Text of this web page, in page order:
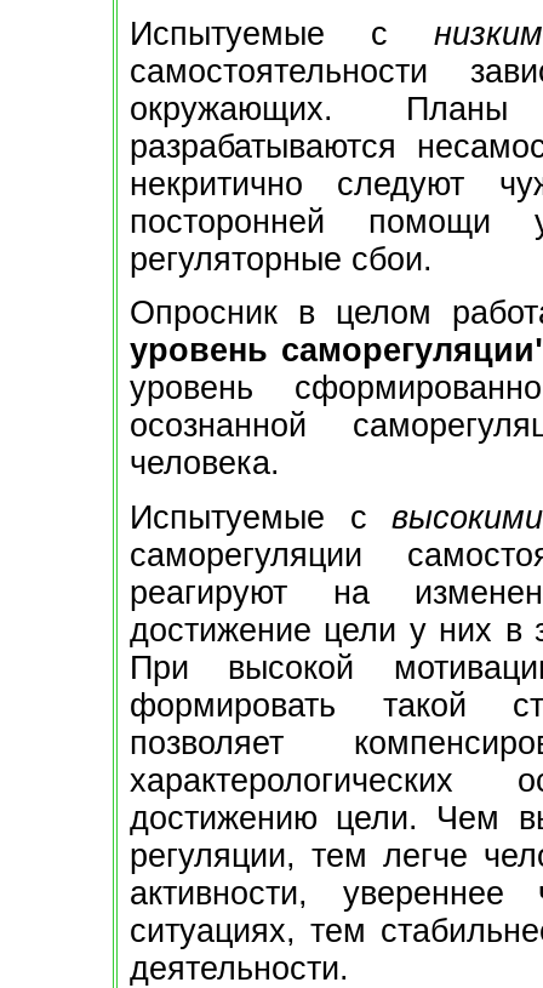
Испытуемые с
самостоятельности
окружающих.
разрабатываются
некритично следуют
посторонней помощи
регуляторные сбои.
Опросник в целом
уровень
уровень
осознанной
человека.
Испытуемые с
саморегуляции
реагируют на
достижение цели у них в
При высокой
формировать такой
позволяет
характерологических
достижению цели. Чем
регуляции, тем легче
активности,
ситуациях, тем
деятельности.